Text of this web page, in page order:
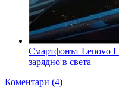
Смартфонът Lenovo
зарядно в света
Коментари (4)